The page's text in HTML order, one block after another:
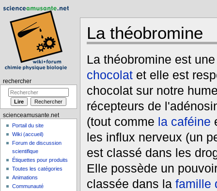
La théobromine
La théobromine est
chocolatet elle est
chocolat sur notre
récepteurs de
(tout comme la caféine
les influx nerveux (un
est classé dans les
Elle possède un
classée dans la famille
rechercher
scienceamusante.net
Portail du site
Wiki (accueil)
Forum de discussion
scientifique
Étiquettes pour produits
Toutes les catégories
Animations
Communauté